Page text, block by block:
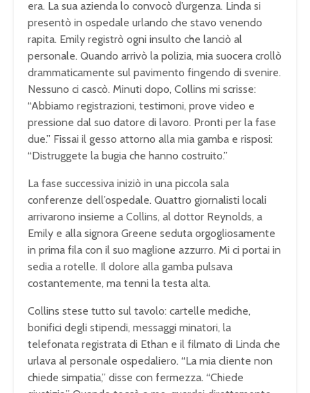
era. La sua azienda lo convocò d’urgenza. Linda si
presentò in ospedale urlando che stavo venendo
rapita. Emily registrò ogni insulto che lanciò al
personale. Quando arrivò la polizia, mia suocera crollò
drammaticamente sul pavimento fingendo di svenire.
Nessuno ci cascò. Minuti dopo, Collins mi scrisse:
“Abbiamo registrazioni, testimoni, prove video e
pressione dal suo datore di lavoro. Pronti per la fase
due.” Fissai il gesso attorno alla mia gamba e risposi:
“Distruggete la bugia che hanno costruito.”
La fase successiva iniziò in una piccola sala
conferenze dell’ospedale. Quattro giornalisti locali
arrivarono insieme a Collins, al dottor Reynolds, a
Emily e alla signora Greene seduta orgogliosamente
in prima fila con il suo maglione azzurro. Mi ci portai in
sedia a rotelle. Il dolore alla gamba pulsava
costantemente, ma tenni la testa alta.
Collins stese tutto sul tavolo: cartelle mediche,
bonifici degli stipendi, messaggi minatori, la
telefonata registrata di Ethan e il filmato di Linda che
urlava al personale ospedaliero. “La mia cliente non
chiede simpatia,” disse con fermezza. “Chiede